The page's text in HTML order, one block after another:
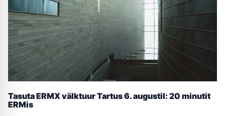
Tasuta ERMX välktuur Tartus 6. augustil: 20 minutit
ERMis